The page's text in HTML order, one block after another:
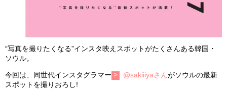
“写真を撮りたくなる”インスタ映えスポットがたくさんある韓国・
ソウル。
今回は、同世代インスタグラマー @sakiiiyaさんがソウルの最新
スポットを撮りおろし!